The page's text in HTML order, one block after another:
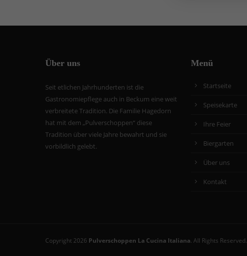
Über uns
Seit etlichen Jahrhunderten ist die
Gastronomiepflege auch in Beckum eine weit
verbreitete Tradition. Die Familie Hagedorn
hat mit dem „Pulverschoppen“ diese
Tradition über viele Jahre bewahrt und sie
vorbildlich gelebt.
Menü
Startseite
Speisekarte
Ihre Feier
Biergarten
Über uns
Kontakt
Copyright 2026 Pulverschoppen La Cucina Italiana. All Rights Reserved.